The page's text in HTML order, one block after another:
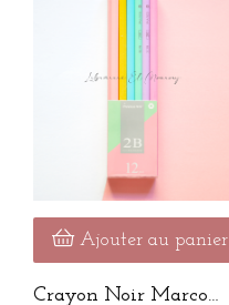
Ajouter au panier
Crayon Noir Marco